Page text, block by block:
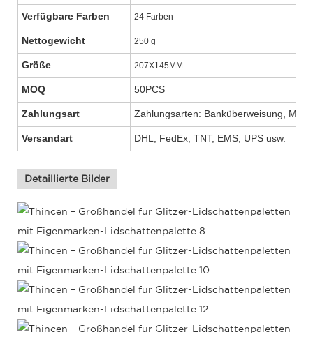
Verfügbare Farben 24 Farben
Nettogewicht 250 g
Größe 207X145MM
MOQ 50PCS
Zahlungsart Zahlungsarten: Banküberweisung,
Versandart DHL, FedEx, TNT, EMS, UPS usw.
Detaillierte Bilder